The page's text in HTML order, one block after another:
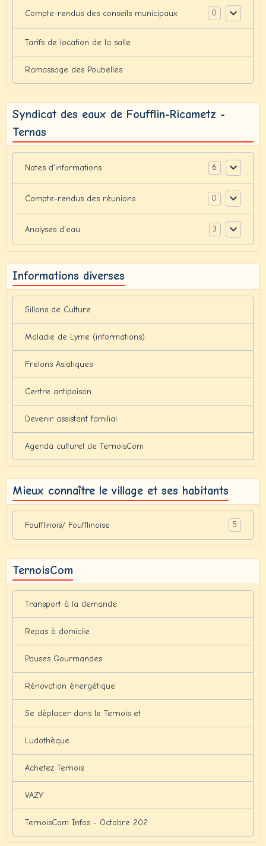
Compte-rendus des conseils municipaux 0
Tarifs de location de la salle
Ramassage des Poubelles
Syndicat des eaux de Foufflin-Ricametz -
Ternas
Notes d'informations 6
Compte-rendus des réunions 0
Analyses d'eau 3
Informations diverses
Sillons de Culture
Maladie de Lyme (informations)
Frelons Asiatiques
Centre antipoison
Devenir assistant familial
Agenda culturel de TernoisCom
Mieux connaître le village et ses habitants
Foufflinois/ Foufflinoise 5
TernoisCom
Transport à la demande
Repas à domicile
Pauses Gourmandes
Rénovation énergétique
Se déplacer dans le Ternois et
Ludothèque
Achetez Ternois
VAZY
TernoisCom Infos - Octobre 202